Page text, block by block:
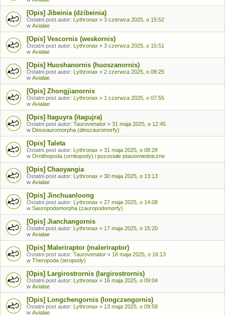
[Opis] Jibeinia (dżibeinia)
Ostatni post autor: Lythronax « 3 czerwca 2025, o 15:52
w Avialae
[Opis] Vescornis (weskornis)
Ostatni post autor: Lythronax « 3 czerwca 2025, o 15:51
w Avialae
[Opis] Huoshanornis (huoszanornis)
Ostatni post autor: Lythronax « 2 czerwca 2025, o 08:25
w Avialae
[Opis] Zhongjianornis
Ostatni post autor: Lythronax « 1 czerwca 2025, o 07:55
w Avialae
[Opis] Itaguyra (itagujra)
Ostatni post autor: Taurovenator « 31 maja 2025, o 12:45
w Dinosauromorpha (dinozauromorfy)
[Opis] Taleta
Ostatni post autor: Lythronax « 31 maja 2025, o 08:28
w Ornithopoda (ornitopody) i pozostałe ptasiomiedniczne
[Opis] Chaoyangia
Ostatni post autor: Lythronax « 30 maja 2025, o 13:13
w Avialae
[Opis] Jinchuanloong
Ostatni post autor: Lythronax « 27 maja 2025, o 14:08
w Sauropodomorpha (zauropodomorfy)
[Opis] Jianchangornis
Ostatni post autor: Lythronax « 17 maja 2025, o 15:20
w Avialae
[Opis] Maleriraptor (maleriraptor)
Ostatni post autor: Taurovenator « 16 maja 2025, o 16:13
w Theropoda (teropody)
[Opis] Largirostrornis (largirostrornis)
Ostatni post autor: Lythronax « 16 maja 2025, o 09:04
w Avialae
[Opis] Longchengornis (longczengornis)
Ostatni post autor: Lythronax « 13 maja 2025, o 09:58
w Avialae